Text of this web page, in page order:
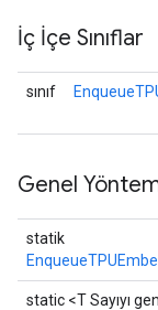
İç İçe Sınıflar
sınıf
Genel
statik
static <T Sayıyı